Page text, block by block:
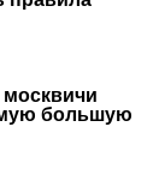
большую